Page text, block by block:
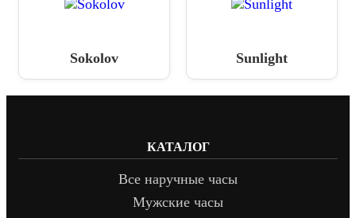
Sokolov Sunlight
КАТАЛОГ
Все наручные часы
Мужские часы